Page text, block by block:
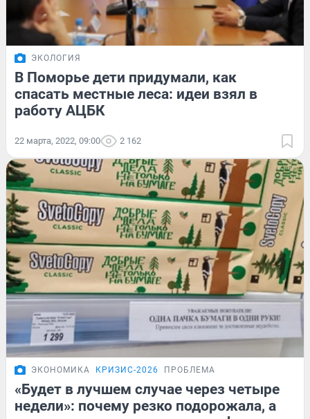
ЭКОЛОГИЯ
В Поморье дети придумали, как
спасать местные леса: идеи взял в
работу АЦБК
22 марта, 2022, 09:00 2 162
ЭКОНОМИКА КРИЗИС-2026 ПРОБЛЕМА
«Будет в лучшем случае через четыре
недели»: почему резко подорожала, а